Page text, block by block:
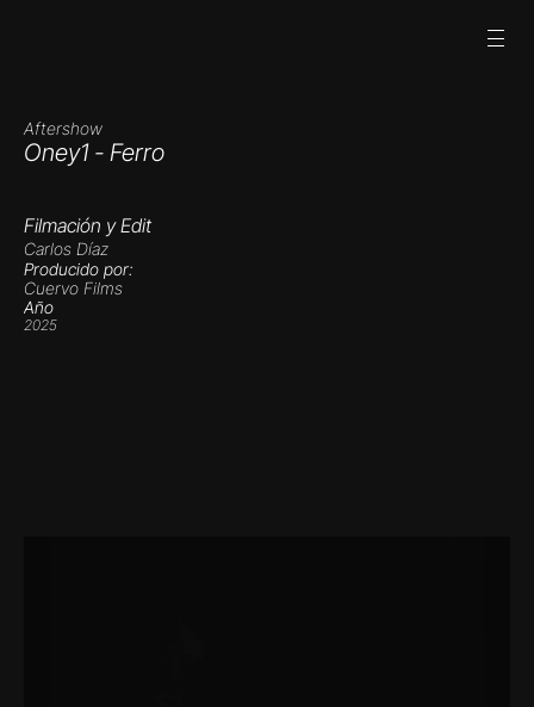
Aftershow
Oney1 - Ferro
Filmación y Edit
Carlos Díaz
Producido por:
Cuervo Films
Año
2025